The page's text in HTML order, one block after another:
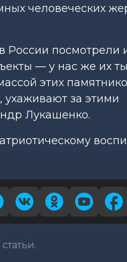
человеческих
России посмотрели
— у нас же их
этих
за этими
Лукашенко.